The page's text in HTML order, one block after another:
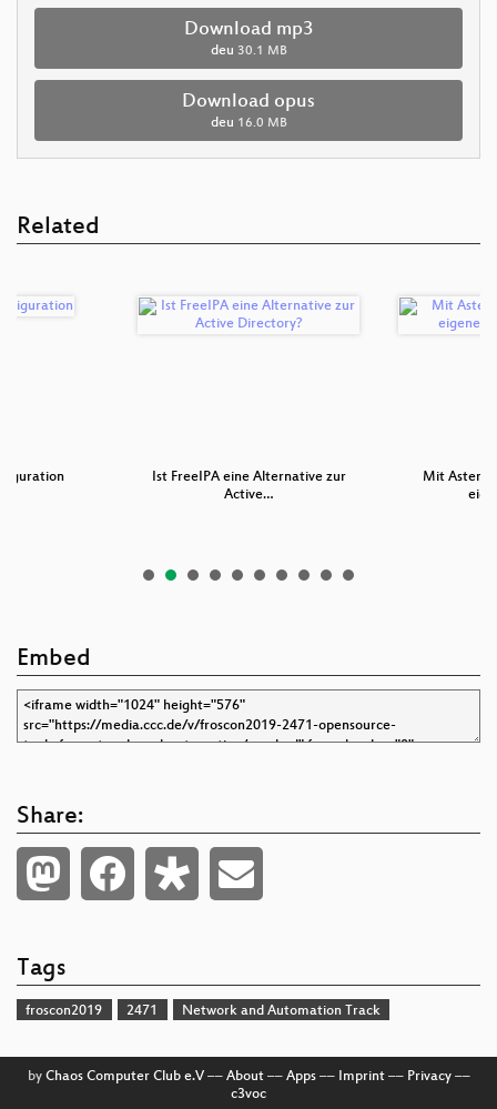
Download mp3
deu 30.1 MB
Download opus
deu 16.0 MB
Related
Ist FreeIPA eine Alternative zur
Active…
Mit
Embed
Share:
Tags
froscon2019 2471 Network and Automation Track
by Chaos Computer Club e.V–– About–– Apps–– Imprint–– Privacy––
c3voc